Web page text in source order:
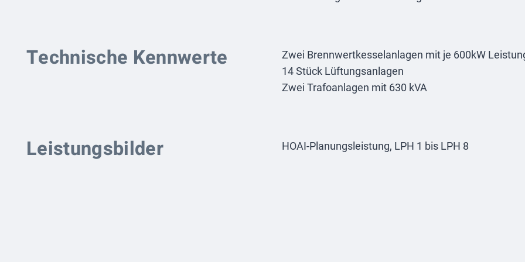
Technische Kennwerte
Zwei Brennwertkesselanlagen mit je 600kW
14 Stück Lüftungsanlagen
Zwei Trafoanlagen mit 630 kVA
Leistungsbilder HOAI-Planungsleistung, LPH 1 bis LPH 8